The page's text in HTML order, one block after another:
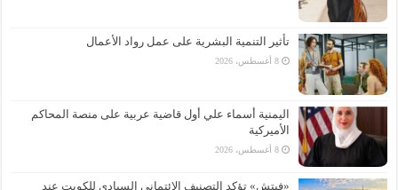
تأثير التنمية البشرية على عمل رواد الأعمال
8 أغسطس، 2026
اليمنية أسماء علي أول قاضية عربية على منصة المحاكم
الأميركية
8 أغسطس، 2026
«فيتش» تؤكد التصنيف الائتماني السيادي للكويت عند